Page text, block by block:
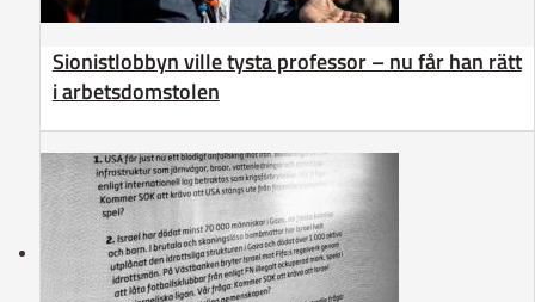
Sionistlobbyn ville tysta professor – nu får han rätt
i arbetsdomstolen